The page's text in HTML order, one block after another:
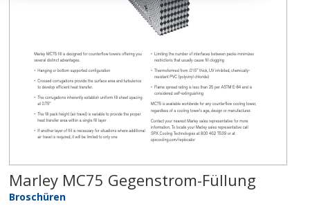
Marley MC75 Gegenstrom-Füllung
Broschüren